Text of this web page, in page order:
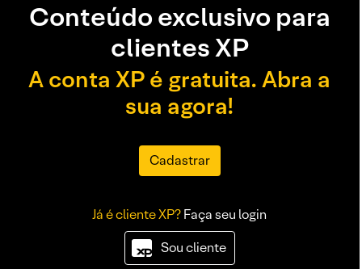
Conteúdo exclusivo para
clientes XP
A conta XP é gratuita. Abra a
sua agora!
Cadastrar
Já é cliente XP?Faça seu login
Sou cliente